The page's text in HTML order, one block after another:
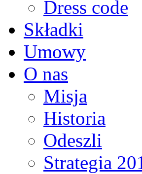
Dress code
Składki
Umowy
O nas
Misja
Historia
Odeszli
Strategia